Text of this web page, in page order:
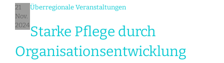
21
Nov.
2024
Überregionale Veranstaltungen
Starke Pflege durch
Organisationsentwicklung